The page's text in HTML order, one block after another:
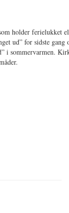
holder ferielukket
ud” for sidste gang
i sommervarmen.